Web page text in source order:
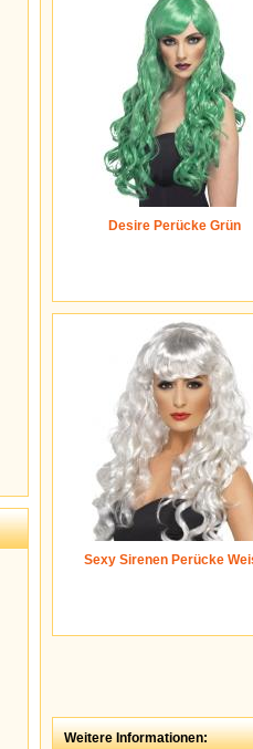
Desire Perücke Grün
Sexy Sirenen Perücke
Weitere Informationen: